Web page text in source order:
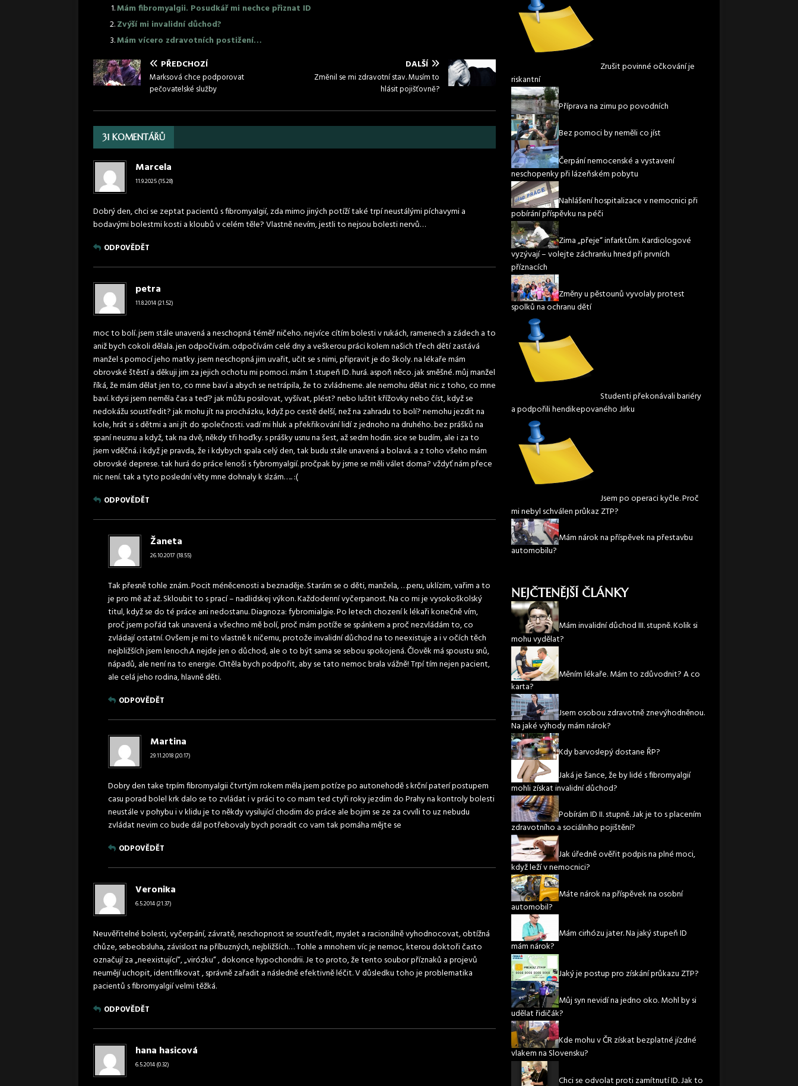
Mám fibromyalgii. Posudkář mi nechce přiznat ID
Zvýší mi invalidní důchod?
Mám vícero zdravotních postižení…
PŘEDCHOZÍ
Marksová chce podporovat
pečovatelské služby
DALŠÍ
Změnil se mi zdravotní stav. Musím to
hlásit pojišťovně?
31 KOMENTÁŘŮ
Marcela
11.9.2025 (15.28)
Dobrý den, chci se zeptat pacientů s fibromyalgií, zda mimo jiných potíží také trpí neustálými píchavymi a
bodavými bolestmi kosti a kloubů v celém těle? Vlastně nevím, jestli to nejsou bolesti nervů…
ODPOVĚDĚT
petra
11.8.2014 (21.52)
moc to bolí. jsem stále unavená a neschopná téměř ničeho. nejvíce cítím bolesti v rukách, ramenech a zádech a to
aniž bych cokoli dělala. jen odpočívám. odpočívám celé dny a veškerou práci kolem našich třech dětí zastává
manžel s pomocí jeho matky. jsem neschopná jim uvařit, učit se s nimi, připravit je do školy. na lékaře mám
obrovské štěstí a děkuji jim za jejich ochotu mi pomoci. mám 1. stupeň ID. hurá. aspoň něco. jak směšné. můj manžel
říká, že mám dělat jen to, co mne baví a abych se netrápila, že to zvládneme. ale nemohu dělat nic z toho, co mne
baví. kdysi jsem neměla čas a teď? jak můžu posilovat, vyšívat, plést? nebo luštit křížovky nebo číst, když se
nedokážu soustředit? jak mohu jít na procházku, když po cestě delší, než na zahradu to bolí? nemohu jezdit na
kole, hrát si s dětmi a ani jít do společnosti. vadí mi hluk a překřikování lidí z jednoho na druhého. bez prášků na
spaní neusnu a když, tak na dvě, někdy tři hoďky. s prášky usnu na šest, až sedm hodin. sice se budím, ale i za to
jsem vděčná. i když je pravda, že i kdybych spala celý den, tak budu stále unavená a bolavá. a z toho všeho mám
obrovské deprese. tak hurá do práce lenoši s fybromyalgií. pročpak by jsme se měli válet doma? vždyť nám přece
nic není. tak a tyto poslední věty mne dohnaly k slzám….. :(
ODPOVĚDĚT
Žaneta
26.10.2017 (18.55)
Tak přesně tohle znám. Pocit méněcenosti a beznaděje. Starám se o děti, manžela, …peru, uklízim, vařim a to
je pro mě až až. Skloubit to s prací – nadlidskej výkon. Každodenní vyčerpanost. Na co mi je vysokoškolský
titul, když se do té práce ani nedostanu. Diagnoza: fybromialgie. Po letech chození k lékaři konečně vím,
proč jsem pořád tak unavená a všechno mě bolí, proč mám potíže se spánkem a proč nezvládám to, co
zvládají ostatní. Ovšem je mi to vlastně k ničemu, protože invalidní důchod na to neexistuje a i v očích těch
nejbližších jsem lenoch.A nejde jen o důchod, ale o to být sama se sebou spokojená. Člověk má spoustu snů,
nápadů, ale není na to energie. Chtěla bych podpořit, aby se tato nemoc brala vážně! Trpí tím nejen pacient,
ale celá jeho rodina, hlavně děti.
ODPOVĚDĚT
Martina
29.11.2018 (20.17)
Dobry den take trpím fibromyalgii čtvrtým rokem měla jsem potíze po autonehodě s krční paterí postupem
casu porad bolel krk dalo se to zvládat i v práci to co mam ted ctyři roky jezdim do Prahy na kontroly bolesti
neustále v pohybu i v klidu je to někdy vysilující chodim do práce ale bojim se ze za cvvíli to uz nebudu
zvládat nevim co bude dál potřebovaly bych poradit co vam tak pomáha mějte se
ODPOVĚDĚT
Veronika
6.5.2014 (21.37)
Neuvěřitelné bolesti, vyčerpání, závratě, neschopnost se soustředit, myslet a racionálně vyhodnocovat, obtížná
chůze, sebeobsluha, závislost na příbuzných, nejbližších… Tohle a mnohem víc je nemoc, kterou doktoři často
označují za „neexistující“, „virózku“ , dokonce hypochondrii. Je to proto, že tento soubor příznaků a projevů
neumějí uchopit, identifikovat , správně zařadit a následně efektivně léčit. V důsledku toho je problematika
pacientů s fibromyalgií velmi těžká.
ODPOVĚDĚT
hana hasicová
6.5.2014 (0.32)
Zrušit povinné očkování je
riskantní
Příprava na zimu po povodních
Bez pomoci by neměli co jíst
Čerpání nemocenské a vystavení
neschopenky při lázeňském pobytu
Nahlášení hospitalizace v nemocnici při
pobírání příspěvku na péči
Zima „přeje“ infarktům. Kardiologové
vyzývají – volejte záchranku hned při prvních
příznacích
Změny u pěstounů vyvolaly protest
spolků na ochranu dětí
Studenti překonávali bariéry
a podpořili hendikepovaného Jirku
Jsem po operaci kyčle. Proč
mi nebyl schválen průkaz ZTP?
Mám nárok na příspěvek na přestavbu
automobilu?
NEJČTENĚJŠÍ ČLÁNKY
Mám invalidní důchod III. stupně. Kolik si
mohu vydělat?
Měním lékaře. Mám to zdůvodnit? A co
karta?
Jsem osobou zdravotně znevýhodněnou.
Na jaké výhody mám nárok?
Kdy barvoslepý dostane ŘP?
Jaká je šance, že by lidé s fibromyalgií
mohli získat invalidní důchod?
Pobírám ID II. stupně. Jak je to s placením
zdravotního a sociálního pojištění?
Jak úředně ověřit podpis na plné moci,
když leží v nemocnici?
Máte nárok na příspěvek na osobní
automobil?
Mám cirhózu jater. Na jaký stupeň ID
mám nárok?
Jaký je postup pro získání průkazu ZTP?
Můj syn nevidí na jedno oko. Mohl by si
udělat řidičák?
Kde mohu v ČR získat bezplatné jízdné
vlakem na Slovensku?
Chci se odvolat proti zamítnutí ID. Jak to